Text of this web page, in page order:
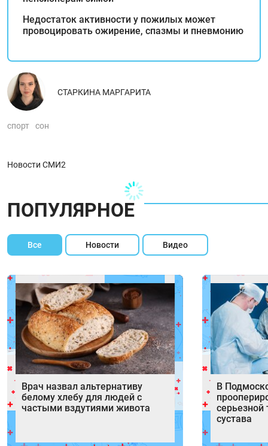
Недостаток активности у пожилых может
провоцировать ожирение, спазмы и пневмонию
СТАРКИНА МАРГАРИТА
спорт сон
Новости СМИ2
ПОПУЛЯРНОЕ
Все Новости Видео
Врач назвал альтернативу
белому хлебу для людей с
частыми вздутиями живота
В
серьезной
сустава